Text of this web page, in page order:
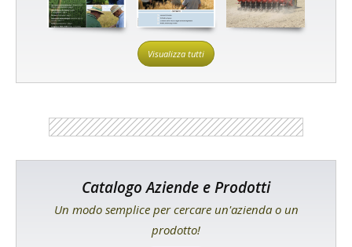
Visualizza tutti
Catalogo Aziende e Prodotti
Un modo semplice per cercare un'azienda o un
prodotto!